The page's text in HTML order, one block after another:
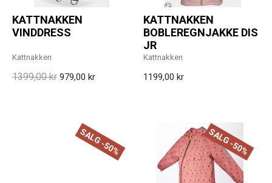
KATTNAKKEN
VINDDRESS
Kattnakken
1399,00 kr 979,00 kr
KATTNAKKEN
BOBLEREGNJAKKE DIS
JR
Kattnakken
1199,00 kr
SALG -50% SALG -50%